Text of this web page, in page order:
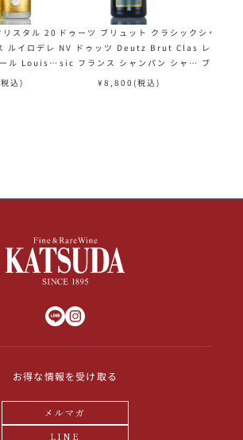
リスタル 20
ルイロデレ
ル Louis R
ランス シ
込)
ドゥーツ ブリュット クラシック
NV ドゥッツ Deutz Brut Clas
sic フランス シャンパン シャン
パーニュ
¥ 8,800 (税込)
シャルル
レゼル
ブ
お得な情報を受け取る
メルマガ
LINE